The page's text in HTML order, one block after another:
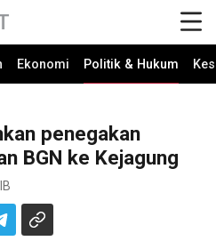
Ekonomi Politik & Hukum
penegakan
BGN ke Kejagung